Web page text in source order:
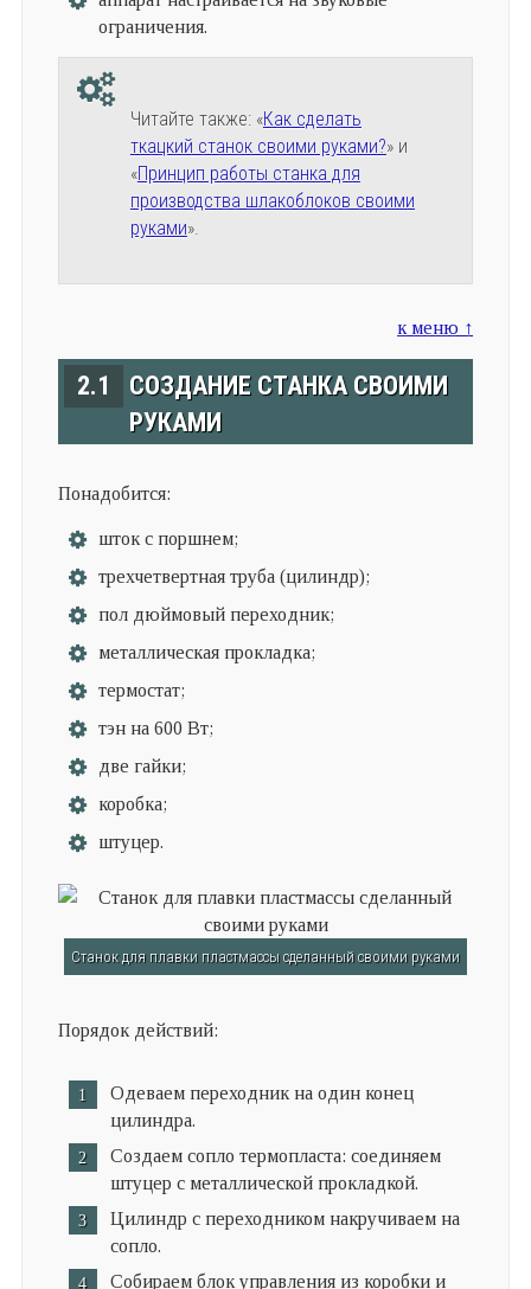
ограничения.
Читайте также: «Как сделать
ткацкий станок своими руками?» и
«Принцип работы станка для
производства шлакоблоков своими
руками».
к меню ↑
2.1
СОЗДАНИЕ СТАНКА СВОИМИ
РУКАМИ
Понадобится:
шток с поршнем;
трехчетвертная труба (цилиндр);
пол дюймовый переходник;
металлическая прокладка;
термостат;
тэн на 600 Вт;
две гайки;
коробка;
штуцер.
Станок для плавки пластмассы сделанный своими руками
Порядок действий:
Одеваем переходник на один конец
цилиндра.
Создаем сопло термопласта: соединяем
штуцер с металлической прокладкой.
Цилиндр с переходником накручиваем на
сопло.
Собираем блок управления из коробки и